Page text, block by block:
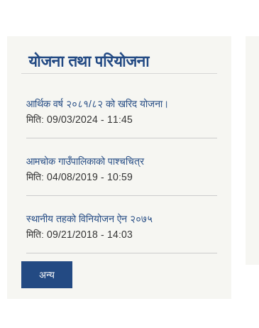
योजना तथा परियोजना
आर्थिक वर्ष २०८१/८२ को खरिद योजना।
मिति: 09/03/2024 - 11:45
आमचोक गाउँपालिकाको पाश्चचित्र
मिति: 04/08/2019 - 10:59
स्थानीय तहको विनियोजन ऐन २०७५
मिति: 09/21/2018 - 14:03
अन्य